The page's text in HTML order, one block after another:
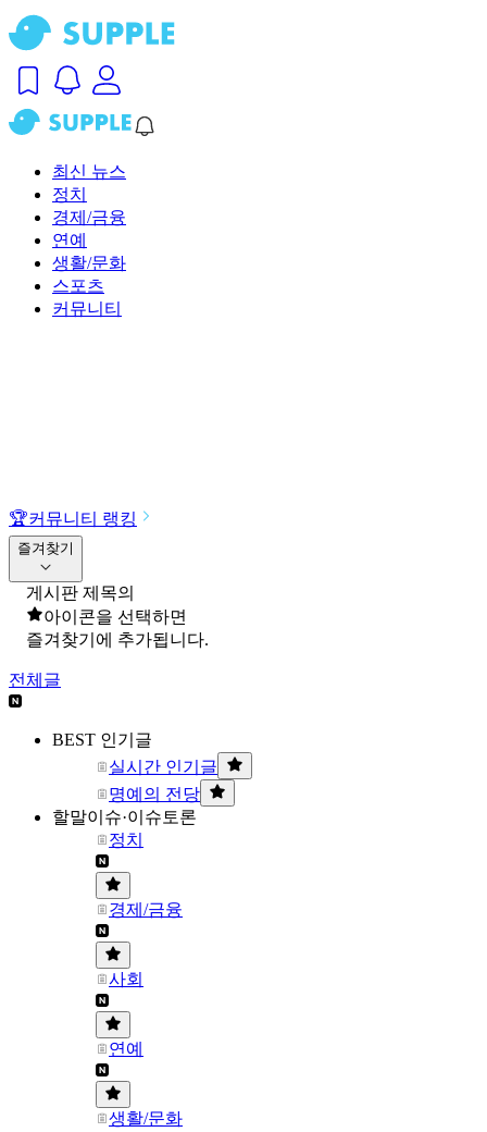
최신 뉴스
정치
경제/금융
연예
생활/문화
스포츠
커뮤니티
🏆커뮤니티 랭킹
즐겨찾기
게시판 제목의
아이콘을 선택하면
즐겨찾기에 추가됩니다.
전체글
BEST 인기글
실시간 인기글
명예의 전당
할말이슈·이슈토론
정치
경제/금융
사회
연예
생활/문화